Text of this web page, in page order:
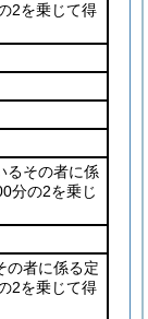
2を乗じて得
るその者に係
分の2を乗じ
の者に係る定
2を乗じて得